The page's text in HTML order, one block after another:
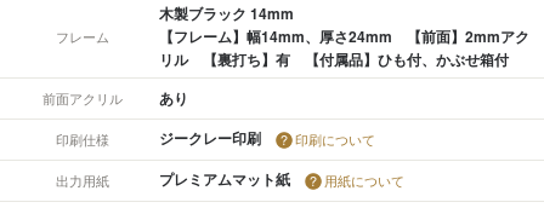
フレーム
木製ブラック 14mm
【フレーム】幅14mm、厚さ24mm 【前面】2mmアク
リル 【裏打ち】有 【付属品】ひも付、かぶせ箱付
前面アクリル あり
印刷仕様 ジークレー印刷 印刷について
出力用紙 プレミアムマット紙 用紙について